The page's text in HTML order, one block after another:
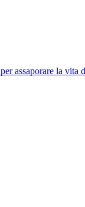
assaporare la vita